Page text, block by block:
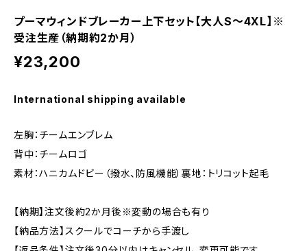
プーマウィンドブレーカー上下セット【大人S～4XL】※
受注生産（納期約2か月）
¥23,200
International shipping available
左胸：チームエンブレム
背中：チームロゴ
素材：ハニカムドビー（撥水、防風機能）裏地：トリコット起毛
【納期】注文後約2か月後※変動の場合も有り
【納品方法】スクールでコーチから手渡し